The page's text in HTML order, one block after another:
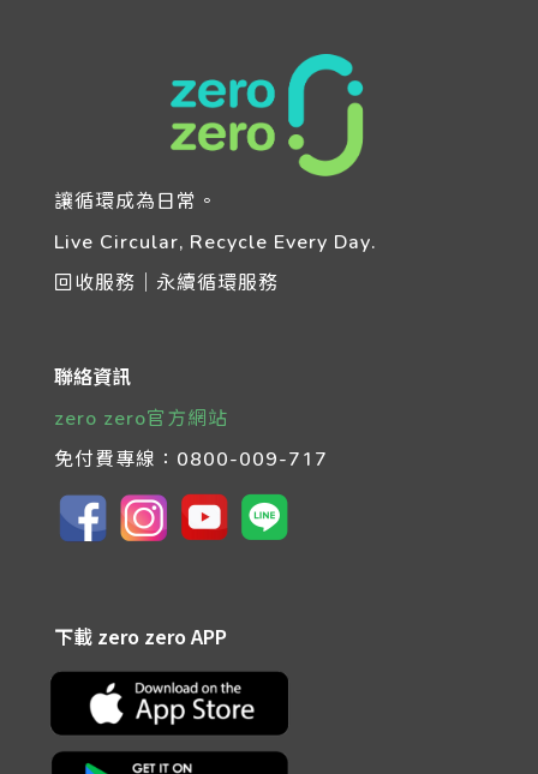
讓循環成為日常。
Live Circular, Recycle Every Day.
回收服務｜永續循環服務
聯絡資訊
zero zero官方網站
免付費專線： 0800-009-717
下載 zero zero APP